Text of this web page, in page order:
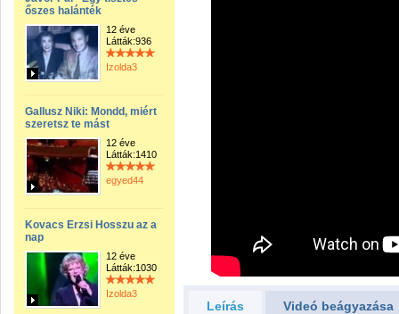
őszes halánték
12 éve
Látták:936
Izolda3
Gallusz Niki: Mondd, miért
szeretsz te mást
12 éve
Látták:1410
egyed44
Kovacs Erzsi Hosszu az a
nap
12 éve
Látták:1030
Izolda3
Leírás Videó beágyazása